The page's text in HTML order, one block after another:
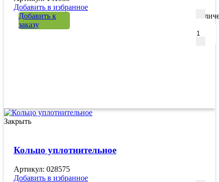
Добавить в избранное
Добавить к
заказу
Закрыть
Кольцо уплотнительное
Артикул: 028575
Добавить в избранное